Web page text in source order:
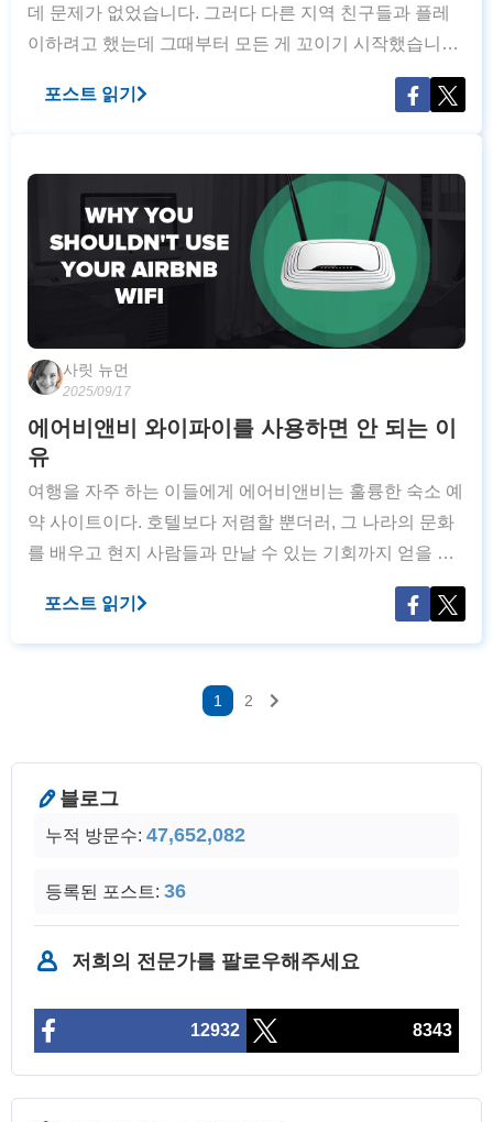
블로그
누적 방문수: 47,652,082
등록된 포스트: 36
저희의 전문가를 팔로우해주세요
12932 8343
데 문제가 없었습니다. 그러다 다른 지역 친구들과 플레
이하려고 했는데 그때부터 모든 게 꼬이기 시작했습니다.
기본적으로 발로란트는 라이엇 계정을 생성한 지역(샤드)
내에서만 플레이할 수 있습니다. 다른 지역에 있는 사람
포스트 읽기
사릿 뉴먼
2025/09/17
에어비앤비 와이파이를 사용하면 안 되는 이
유
여행을 자주 하는 이들에게 에어비앤비는 훌륭한 숙소 예
약 사이트이다. 호텔보다 저렴할 뿐더러, 그 나라의 문화
를 배우고 현지 사람들과 만날 수 있는 기회까지 얻을 수
있기 때문이다. 에어비앤비 호스트로 필수적으로 갖춰야
할 물품은 단연 와이파이이다. 에어비앤비 투숙객들은 짐
을 풀자 말자 와이파이 비밀번호를
포스트 읽기
1 2